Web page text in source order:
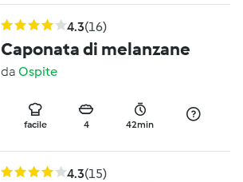
4.3(16)
Caponata di melanzane
da Ospite
facile 4 42min
4.3(15)